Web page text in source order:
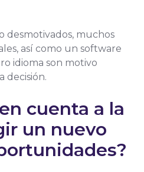
desmotivados, muchos
así como un software
idioma son motivo
decisión.
cuenta a la
un nuevo